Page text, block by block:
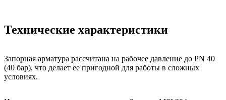
Технические характеристики
Запорная арматура рассчитана на рабочее давление до PN 40
(40 бар), что делает ее пригодной для работы в сложных
условиях.